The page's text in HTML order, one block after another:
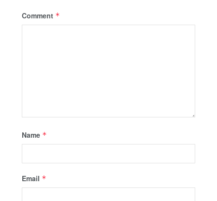
Comment *
Name *
Email *